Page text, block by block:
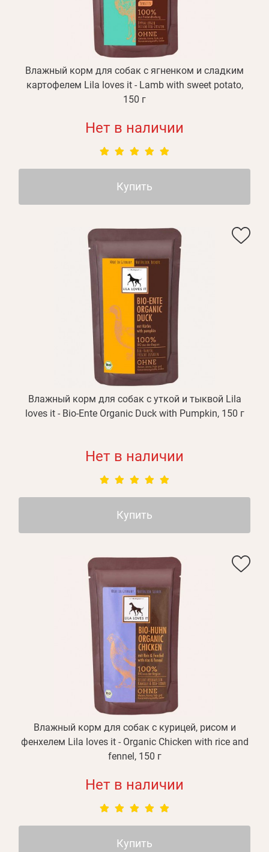
Влажный корм для собак с ягненком и сладким
картофелем Lila loves it - Lamb with sweet potato,
150 г
Нет в наличии
Купить
Влажный корм для собак с уткой и тыквой Lila
loves it - Bio-Ente Organic Duck with Pumpkin, 150 г
Нет в наличии
Купить
Влажный корм для собак с курицей, рисом и
фенхелем Lila loves it - Organic Сhicken with rice and
fennel, 150 г
Нет в наличии
Купить